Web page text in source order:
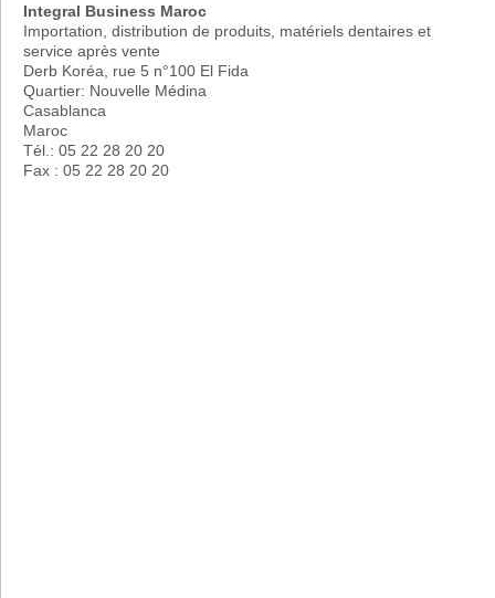
Integral Business Maroc
Importation, distribution de produits, matériels dentaires et
service après vente
Derb Koréa, rue 5 n°100 El Fida
Quartier: Nouvelle Médina
Casablanca
Maroc
Tél.: 05 22 28 20 20
Fax : 05 22 28 20 20